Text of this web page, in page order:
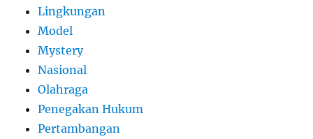
Lingkungan
Model
Mystery
Nasional
Olahraga
Penegakan Hukum
Pertambangan